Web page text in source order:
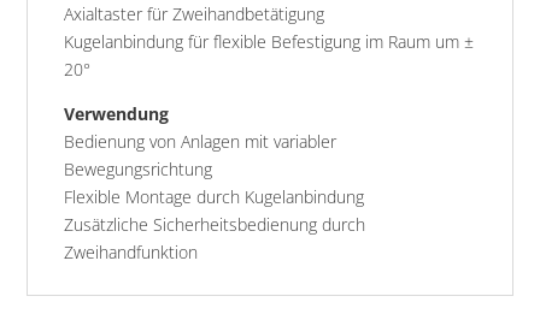
Axialtaster für Zweihandbetätigung
Kugelanbindung für flexible Befestigung im Raum um ±
20°
Verwendung
Bedienung von Anlagen mit variabler
Bewegungsrichtung
Flexible Montage durch Kugelanbindung
Zusätzliche Sicherheitsbedienung durch
Zweihandfunktion